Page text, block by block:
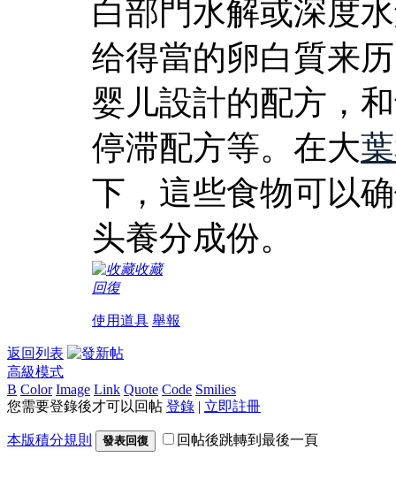
白部門水解或深度
给得當的卵白質来
婴儿設計的配方，
停滞配方等。在大
下，這些食物可以
头養分成份。
收藏
回復
使用道具 舉報
返回列表
高級模式
B Color Image Link Quote Code Smilies
您需要登錄後才可以回帖 登錄 | 立即註冊
本版積分規則 發表回復 回帖後跳轉到最後一頁